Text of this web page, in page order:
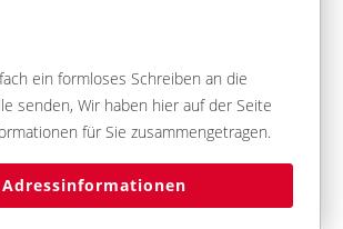
ein formloses Schreiben an die
senden, Wir haben hier auf der Seite
für Sie zusammengetragen.
Adressinformationen